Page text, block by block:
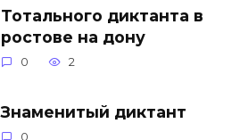
Тотального диктанта в
ростове на дону
0 2
Знаменитый диктант
0